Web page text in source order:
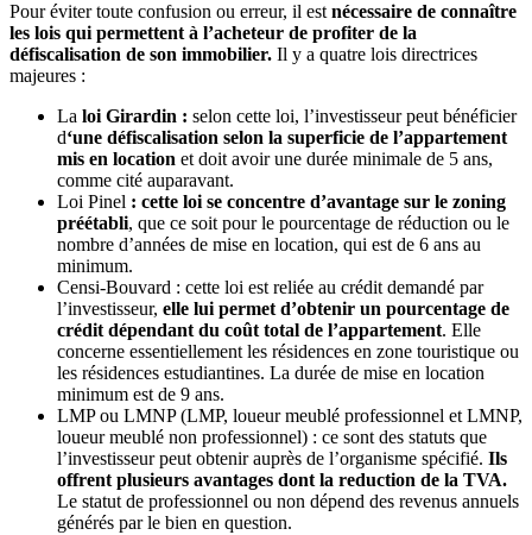
Pour éviter toute confusion ou erreur, il est nécessaire de connaître
les lois qui permettent à l’acheteur de profiter de la
défiscalisation de son immobilier. Il y a quatre lois directrices
majeures :
La loi Girardin : selon cette loi, l’investisseur peut bénéficier
d‘une défiscalisation selon la superficie de l’appartement
mis en location et doit avoir une durée minimale de 5 ans,
comme cité auparavant.
Loi Pinel : cette loi se concentre d’avantage sur le zoning
préétabli, que ce soit pour le pourcentage de réduction ou le
nombre d’années de mise en location, qui est de 6 ans au
minimum.
Censi-Bouvard : cette loi est reliée au crédit demandé par
l’investisseur, elle lui permet d’obtenir un pourcentage de
crédit dépendant du coût total de l’appartement. Elle
concerne essentiellement les résidences en zone touristique ou
les résidences estudiantines. La durée de mise en location
minimum est de 9 ans.
LMP ou LMNP (LMP, loueur meublé professionnel et LMNP,
loueur meublé non professionnel) : ce sont des statuts que
l’investisseur peut obtenir auprès de l’organisme spécifié. Ils
offrent plusieurs avantages dont la reduction de la TVA.
Le statut de professionnel ou non dépend des revenus annuels
générés par le bien en question.